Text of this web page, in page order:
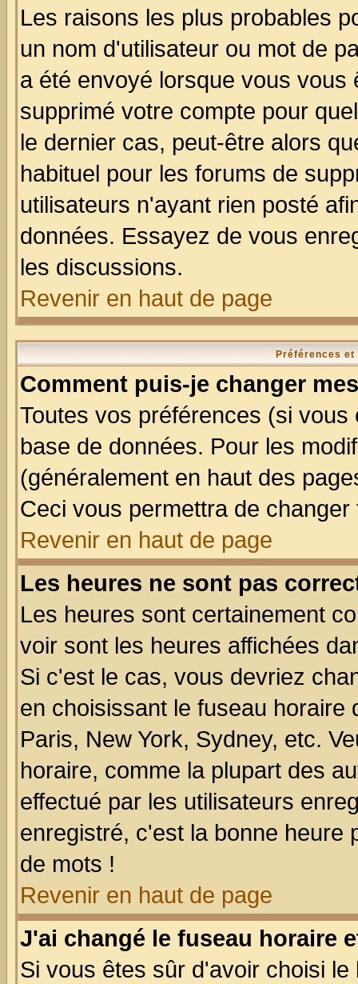
Les raisons les plus probables
un nom d'utilisateur ou mot de
a été envoyé lorsque vous
supprimé votre compte pour
le dernier cas, peut-être alors
habituel pour les forums de
utilisateurs n'ayant rien posté
données. Essayez de vous
les discussions.
Revenir en haut de page
Préférences
Comment puis-je changer
Toutes vos préférences (si
base de données. Pour les
(généralement en haut des
Ceci vous permettra de
Revenir en haut de page
Les heures ne sont pas
Les heures sont certainement
voir sont les heures affichées
Si c'est le cas, vous devriez
en choisissant le fuseau
Paris, New York, Sydney, etc.
horaire, comme la plupart des
effectué par les utilisateurs
enregistré, c'est la bonne heure
de mots !
Revenir en haut de page
J'ai changé le fuseau horaire
Si vous êtes sûr d'avoir choisi